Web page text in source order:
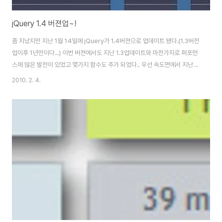
jQuery 1.4 버젼업~!
좀 지났지만 지난 1월 14일에 jQuery가 1.4버젼으로 업데이트 됐다.(1.3버전
업이후 1년만이다...) 이번 버젼에서도 지난 1.3업데이트와 마찬가지로 퍼포먼
스에 많은 발전이 있었고 몇가지 함수도 추가 되었다.. 우선 속도면에서 지난
1.3버젼과 비교를 하자면 아래 그래프를 참고하자. 그래프로도 보듯이 속도가
함수가 추가되었다..(-_-;;) 쓸만한 메소드중 몇개를 소개하자면..
1.jQuery.parseJSON( json ) : 해당 함수는 1.4.1에 새로 추가된 함수로 기
공해준다. ex) var obj = jQuery.parseJSON..
2010. 2. 4.